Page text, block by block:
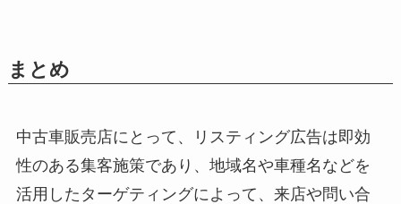
まとめ
中古車販売店にとって、リスティング広告は即効
性のある集客施策であり、地域名や車種名などを
活用したターゲティングによって、来店や問い合